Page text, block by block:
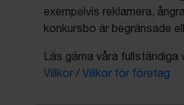
exempelvis reklamera,
konkursbo är begränsade
Läs gärna våra
Villkor / Villkor för företag